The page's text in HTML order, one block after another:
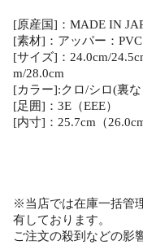
[原産国]：MADE IN
[素材]：アッパー：
[サイズ]：24.0cm/
m/28.0cm
[カラー]:クロ/シロ(裏
[足囲]：3E（EEE）
[内寸]：25.7cm（
※当店では在庫一括管
有しております。
ご注文の殺到などの影